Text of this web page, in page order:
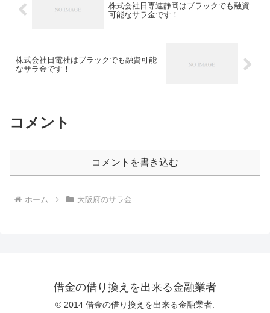
株式会社日専連静岡はブラックでも融資
可能なサラ金です！
株式会社日電社はブラックでも融資可能
なサラ金です！
コメント
コメントを書き込む
ホーム 大阪府のサラ金
借金の借り換えを出来る金融業者
© 2014 借金の借り換えを出来る金融業者.